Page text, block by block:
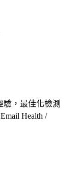
，最佳化檢測
Health /